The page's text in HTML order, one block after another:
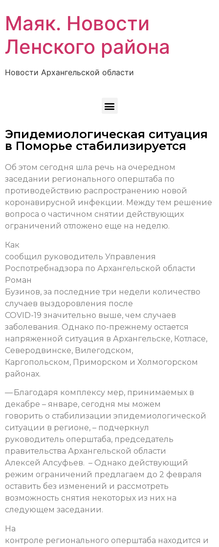
Маяк. Новости
Ленского района
Новости Архангельской области
Эпидемиологическая ситуация
в Поморье стабилизируется
Об этом сегодня шла речь на очередном
заседании регионального оперштаба по
противодействию распространению новой
коронавирусной инфекции. Между тем решение
вопроса о частичном снятии действующих
ограничений отложено еще на неделю.
Как
сообщил руководитель Управления
Роспотребнадзора по Архангельской области
Роман
Бузинов, за последние три недели количество
случаев выздоровления после
COVID-19 значительно выше, чем случаев
заболевания. Однако по-прежнему остается
напряженной ситуация в Архангельске, Котласе,
Северодвинске, Вилегодском,
Каргопольском, Приморском и Холмогорском
районах.
— Благодаря комплексу мер, принимаемых в
декабре – январе, сегодня мы можем
говорить о стабилизации эпидемиологической
ситуации в регионе, – подчеркнул
руководитель оперштаба, председатель
правительства Архангельской области
Алексей Алсуфьев. – Однако действующий
режим ограничений предлагаем до 2 февраля
оставить без изменений и рассмотреть
возможность снятия некоторых из них на
следующем заседании.
На
контроле регионального оперштаба находится и